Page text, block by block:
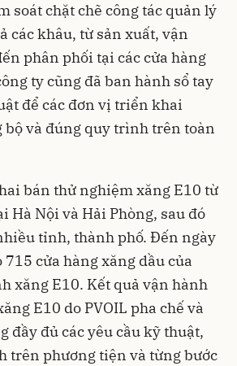
soát chặt chẽ công tác quản lý
các khâu, từ sản xuất, vận
phân phối tại các cửa hàng
ty cũng đã ban hành sổ tay
để các đơn vị triển khai
bộ và đúng quy trình trên toàn
bán thử nghiệm xăng E10 từ
Hà Nội và Hải Phòng, sau đó
tỉnh, thành phố. Đến ngày
cửa hàng xăng dầu của
xăng E10. Kết quả vận hành
E10 do PVOIL pha chế và
đầy đủ các yêu cầu kỹ thuật,
trên phương tiện và từng bước